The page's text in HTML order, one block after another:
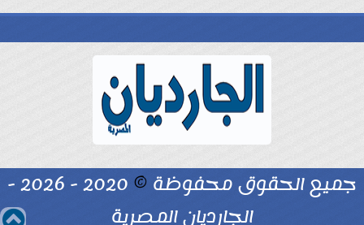
جميع الحقوق محفوظة ©
2020 - 2026 -
الجارديان المصرية